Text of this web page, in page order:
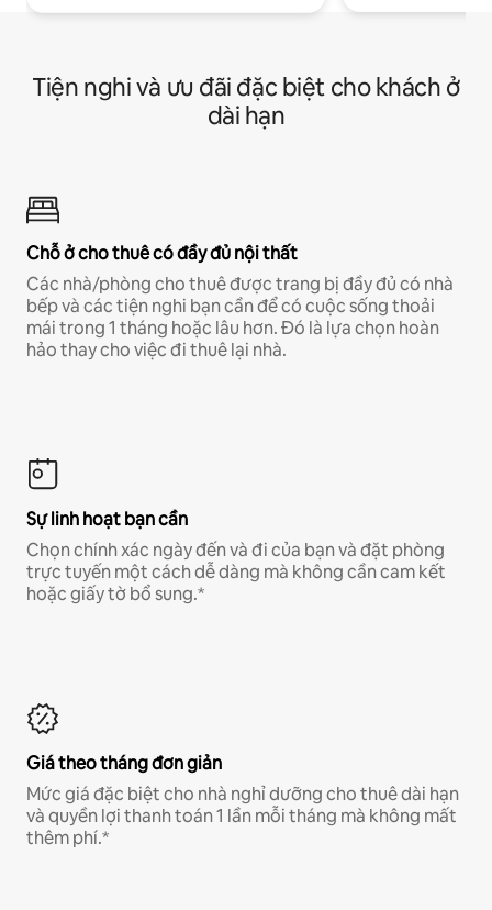
Tiện nghi và ưu đãi đặc biệt cho khách ở
dài hạn
Chỗ ở cho thuê có đầy đủ nội thất
Các nhà/phòng cho thuê được trang bị đầy đủ có nhà
bếp và các tiện nghi bạn cần để có cuộc sống thoải
mái trong 1 tháng hoặc lâu hơn. Đó là lựa chọn hoàn
hảo thay cho việc đi thuê lại nhà.
Sự linh hoạt bạn cần
Chọn chính xác ngày đến và đi của bạn và đặt phòng
trực tuyến một cách dễ dàng mà không cần cam kết
hoặc giấy tờ bổ sung.*
Giá theo tháng đơn giản
Mức giá đặc biệt cho nhà nghỉ dưỡng cho thuê dài hạn
và quyền lợi thanh toán 1 lần mỗi tháng mà không mất
thêm phí.*